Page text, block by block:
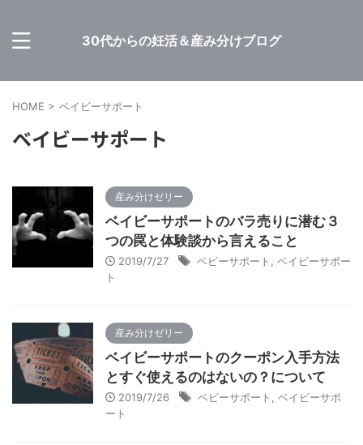
30代からの妊活＆産み分けブログ
HOME > ベイビーサポート
ベイビーサポート
産み分けゼリー
ベイビーサポートのバラ売りに潜む３
つの罠と体験談から言えること
2019/7/27 ベビーサポート
ベイビーサポー
ト
産み分けゼリー
ベイビーサポートのクーポン入手方法
とすぐ使えるのはないの？について
2019/7/26 ベビーサポート
ベイビーサポ
ート